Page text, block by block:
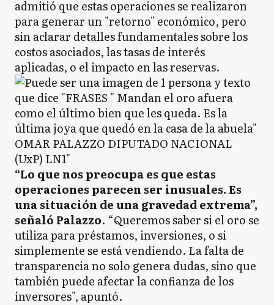
admitió que estas operaciones se realizaron
para generar un "retorno" económico, pero
sin aclarar detalles fundamentales sobre los
costos asociados, las tasas de interés
aplicadas, o el impacto en las reservas.
“Lo que nos preocupa es que estas
operaciones parecen ser inusuales. Es
una situación de una gravedad extrema”,
señaló Palazzo. “Queremos saber si el oro se
utiliza para préstamos, inversiones, o si
simplemente se está vendiendo. La falta de
transparencia no solo genera dudas, sino que
también puede afectar la confianza de los
inversores", apuntó.